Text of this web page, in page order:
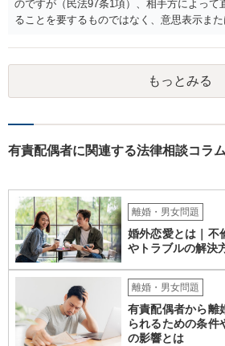
のですが（民法97条1項）、相手方によって
ることを要するものではなく、意思表示ま
られます（最判昭和43年12月17日）。した
に入っていれば（郵便受けに投函するなど
つけたほうがよいでしょう。）、時効の完
と考えます。 その結果、催告の時効完成猶
もっとみる
有責配偶者に関連する法律相談コラム
離婚・男女問題
婚外恋愛とは｜不
やトラブルの解決
離婚・男女問題
有責配偶者から離
られるための条件
の影響とは